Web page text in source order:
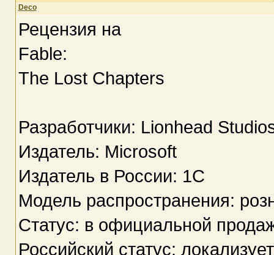
Deco
Рецензия на
Fable:
The Lost Chapters
Разработчики: Lionhead
Издатель: Microsoft
Издатель в России: 1C
Модель распространения:
Статус: в официальной
Российский статус: